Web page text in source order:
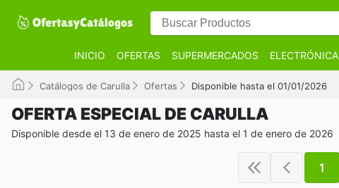
INICIO OFERTAS SUPERMERCADOS ELECTRÓNICA
Catálogos de Carulla Ofertas Disponible hasta el 01/01/2026
OFERTA ESPECIAL DE CARULLA
Disponible desde el 13 de enero de 2025 hasta el 1 de enero de 2026
1